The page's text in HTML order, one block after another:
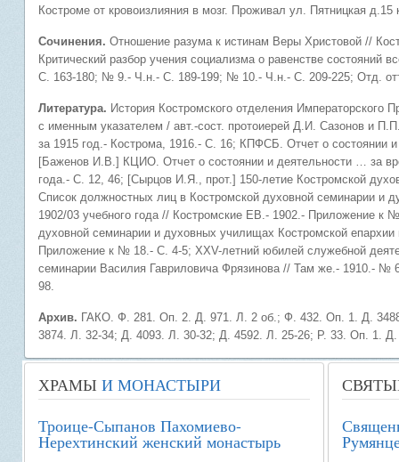
Костроме от кровоизлияния в мозг. Проживал ул. Пятницкая д.15
Сочинения. Отношение разума к истинам Веры Христовой //
Критический разбор учения социализма о равенстве
С. 163-180; № 9.- Ч.н.- С. 189-199; № 10.- Ч.н.- С. 209-225; Отд.
Литература. История Костромского отделения Императорского
с именным указателем / авт.-сост. протоиерей Д.И. Сазонов и
за 1915 год.- Кострома, 1916.- С. 16; КПФСБ. Отчет о состоянии
[Баженов И.В.] КЦИО. Отчет о состоянии и деятельности … за
года.- С. 12, 46; [Сырцов И.Я., прот.] 150-летие Костромской
Список должностных лиц в Костромской духовной семинарии и
1902/03 учебного года // Костромские ЕВ.- 1902.- Приложение
духовной семинарии и духовных училищах Костромской
Приложение к № 18.- С. 4-5; XXV-летний юбилей служебной
семинарии Василия Гавриловича Фрязинова // Там же.- 1910.-
98.
Архив. ГАКО. Ф. 281. Оп. 2. Д. 971. Л. 2 об.; Ф. 432. Оп. 1. Д.
3874. Л. 32-34; Д. 4093. Л. 30-32; Д. 4592. Л. 25-26; Р. 33. Оп. 1.
ХРАМЫ И МОНАСТЫРИ
Троице-Сыпанов Пахомиево-
Нерехтинский женский монастырь